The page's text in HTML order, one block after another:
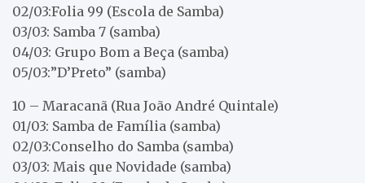
02/03:Folia 99 (Escola de Samba)
03/03: Samba 7 (samba)
04/03: Grupo Bom a Beça (samba)
05/03:”D’Preto” (samba)
10 – Maracanã (Rua João André Quintale)
01/03: Samba de Família (samba)
02/03:Conselho do Samba (samba)
03/03: Mais que Novidade (samba)